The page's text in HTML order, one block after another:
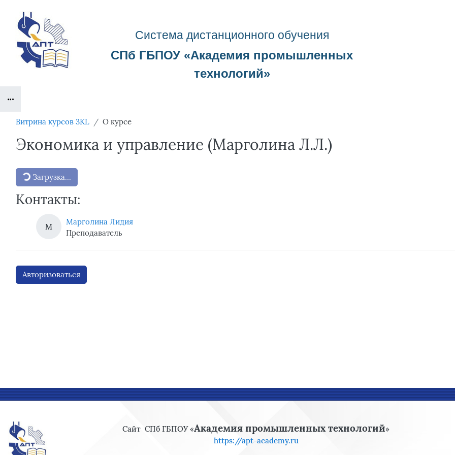
Система дистанционного обучения
СПб ГБПОУ «Академия промышленных
технологий»
Блоки
Витрина курсов 3KL О курсе
Экономика и управление (Марголина Л.Л.)
Блоки
Загрузка...
Контакты:
М
Марголина Лидия
Преподаватель
Авторизоваться
Блоки
Сайт СПб ГБПОУ «Академия промышленных технологий»
https://apt-academy.ru